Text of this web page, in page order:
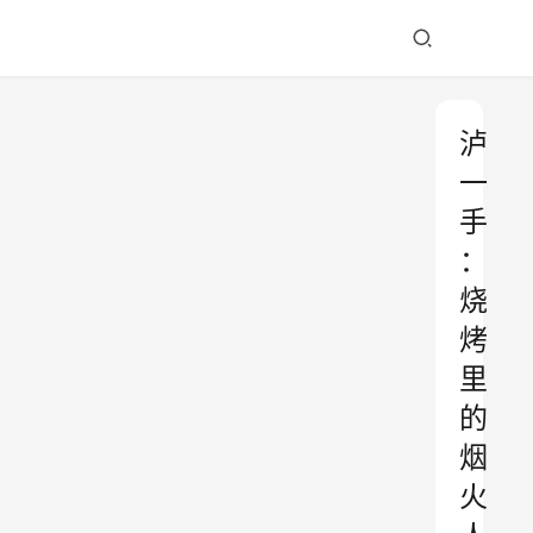
泸
一
手
：
烧
烤
里
的
烟
火